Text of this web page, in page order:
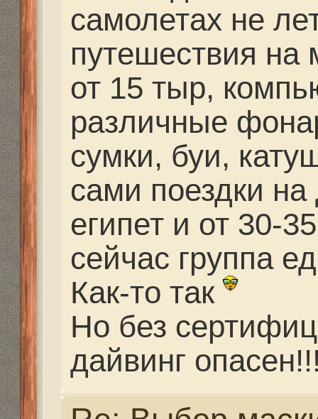
barishok писал(а):
А для чего нужен
имеется ввиду
он показывает
воды, время под
для
это основные
возможности -
погружений, дайв-
на найтрокс,
и т.д.
компьютер
под водой, чем если
погружение по